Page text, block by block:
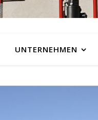
UNTERNEHMEN